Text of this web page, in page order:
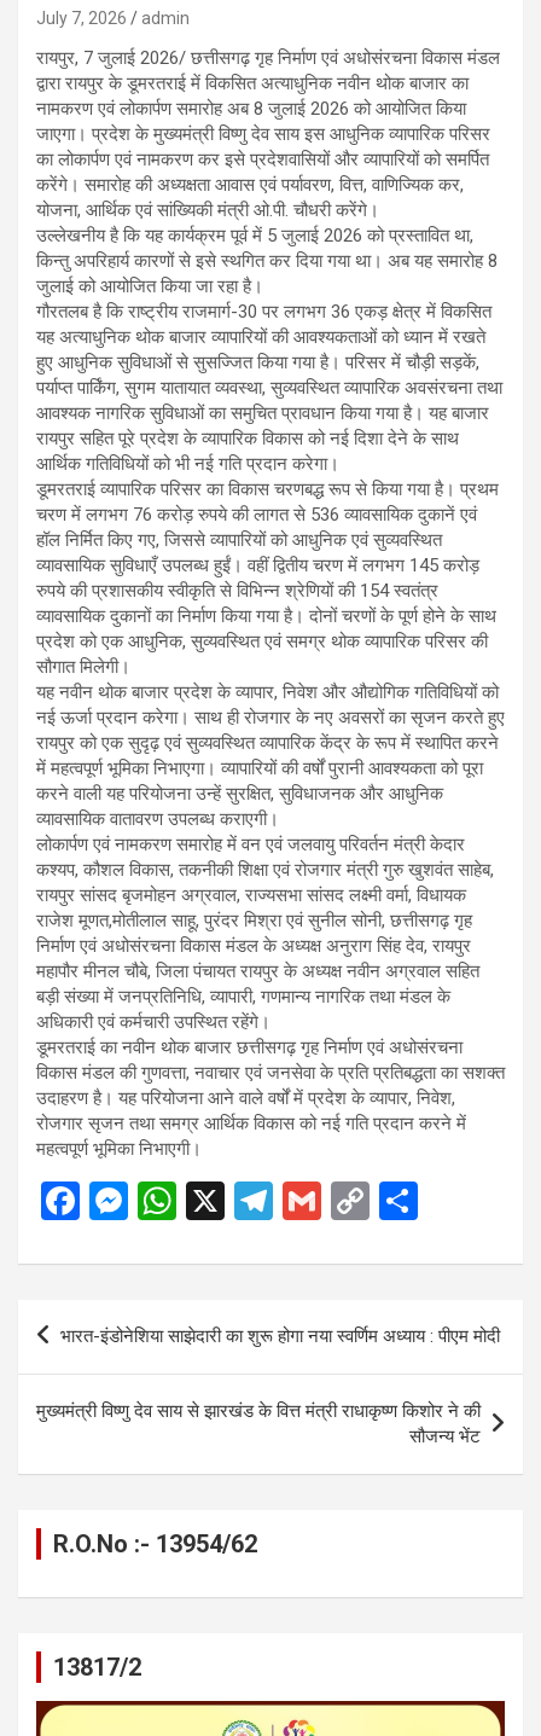
July 7, 2026 admin
रायपुर, 7 जुलाई 2026/ छत्तीसगढ़ गृह निर्माण एवं अधोसंरचना विकास मंडल
द्वारा रायपुर के डूमरतराई में विकसित अत्याधुनिक नवीन थोक बाजार का
नामकरण एवं लोकार्पण समारोह अब 8 जुलाई 2026 को आयोजित किया
जाएगा। प्रदेश के मुख्यमंत्री विष्णु देव साय इस आधुनिक व्यापारिक परिसर
का लोकार्पण एवं नामकरण कर इसे प्रदेशवासियों और व्यापारियों को समर्पित
करेंगे। समारोह की अध्यक्षता आवास एवं पर्यावरण, वित्त, वाणिज्यिक कर,
योजना, आर्थिक एवं सांख्यिकी मंत्री ओ.पी. चौधरी करेंगे।
उल्लेखनीय है कि यह कार्यक्रम पूर्व में 5 जुलाई 2026 को प्रस्तावित था,
किन्तु अपरिहार्य कारणों से इसे स्थगित कर दिया गया था। अब यह समारोह 8
जुलाई को आयोजित किया जा रहा है।
गौरतलब है कि राष्ट्रीय राजमार्ग-30 पर लगभग 36 एकड़ क्षेत्र में विकसित
यह अत्याधुनिक थोक बाजार व्यापारियों की आवश्यकताओं को ध्यान में रखते
हुए आधुनिक सुविधाओं से सुसज्जित किया गया है। परिसर में चौड़ी सड़कें,
पर्याप्त पार्किंग, सुगम यातायात व्यवस्था, सुव्यवस्थित व्यापारिक अवसंरचना तथा
आवश्यक नागरिक सुविधाओं का समुचित प्रावधान किया गया है। यह बाजार
रायपुर सहित पूरे प्रदेश के व्यापारिक विकास को नई दिशा देने के साथ
आर्थिक गतिविधियों को भी नई गति प्रदान करेगा।
डूमरतराई व्यापारिक परिसर का विकास चरणबद्ध रूप से किया गया है। प्रथम
चरण में लगभग 76 करोड़ रुपये की लागत से 536 व्यावसायिक दुकानें एवं
हॉल निर्मित किए गए, जिससे व्यापारियों को आधुनिक एवं सुव्यवस्थित
व्यावसायिक सुविधाएँ उपलब्ध हुईं। वहीं द्वितीय चरण में लगभग 145 करोड़
रुपये की प्रशासकीय स्वीकृति से विभिन्न श्रेणियों की 154 स्वतंत्र
व्यावसायिक दुकानों का निर्माण किया गया है। दोनों चरणों के पूर्ण होने के साथ
प्रदेश को एक आधुनिक, सुव्यवस्थित एवं समग्र थोक व्यापारिक परिसर की
सौगात मिलेगी।
यह नवीन थोक बाजार प्रदेश के व्यापार, निवेश और औद्योगिक गतिविधियों को
नई ऊर्जा प्रदान करेगा। साथ ही रोजगार के नए अवसरों का सृजन करते हुए
रायपुर को एक सुदृढ़ एवं सुव्यवस्थित व्यापारिक केंद्र के रूप में स्थापित करने
में महत्वपूर्ण भूमिका निभाएगा। व्यापारियों की वर्षों पुरानी आवश्यकता को पूरा
करने वाली यह परियोजना उन्हें सुरक्षित, सुविधाजनक और आधुनिक
व्यावसायिक वातावरण उपलब्ध कराएगी।
लोकार्पण एवं नामकरण समारोह में वन एवं जलवायु परिवर्तन मंत्री केदार
कश्यप, कौशल विकास, तकनीकी शिक्षा एवं रोजगार मंत्री गुरु खुशवंत साहेब,
रायपुर सांसद बृजमोहन अग्रवाल, राज्यसभा सांसद लक्ष्मी वर्मा, विधायक
राजेश मूणत,मोतीलाल साहू, पुरंदर मिश्रा एवं सुनील सोनी, छत्तीसगढ़ गृह
निर्माण एवं अधोसंरचना विकास मंडल के अध्यक्ष अनुराग सिंह देव, रायपुर
महापौर मीनल चौबे, जिला पंचायत रायपुर के अध्यक्ष नवीन अग्रवाल सहित
बड़ी संख्या में जनप्रतिनिधि, व्यापारी, गणमान्य नागरिक तथा मंडल के
अधिकारी एवं कर्मचारी उपस्थित रहेंगे।
डूमरतराई का नवीन थोक बाजार छत्तीसगढ़ गृह निर्माण एवं अधोसंरचना
विकास मंडल की गुणवत्ता, नवाचार एवं जनसेवा के प्रति प्रतिबद्धता का सशक्त
उदाहरण है। यह परियोजना आने वाले वर्षों में प्रदेश के व्यापार, निवेश,
रोजगार सृजन तथा समग्र आर्थिक विकास को नई गति प्रदान करने में
महत्वपूर्ण भूमिका निभाएगी।
F
ce
o
o
k
M
se
n
g
er
W
at
s
A
p
p
X
T
e
gr
a
m
G
ail
C
py
n
k
ar
Post
navigation
भारत-इंडोनेशिया साझेदारी का शुरू होगा नया स्वर्णिम अध्याय : पीएम मोदी
मुख्यमंत्री विष्णु देव साय से झारखंड के वित्त मंत्री राधाकृष्ण किशोर ने की
सौजन्य भेंट
R.O.No :- 13954/62
13817/2